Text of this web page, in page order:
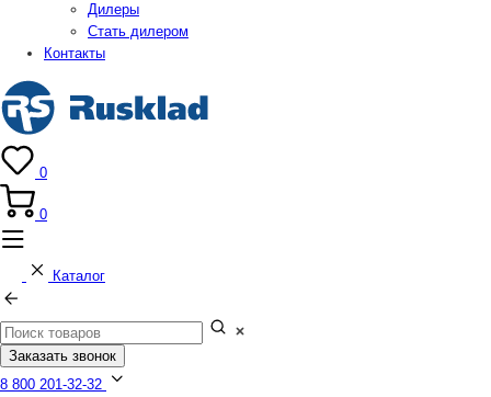
Дилеры
Стать дилером
Контакты
0
0
Каталог
Заказать звонок
8 800 201-32-32